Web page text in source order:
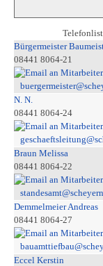
Bürgermeister
08441 8064-21
N. N.
08441 8064-24
Braun Melissa
08441 8064-22
Demmelmeier Andreas
08441 8064-27
Eccel Kerstin